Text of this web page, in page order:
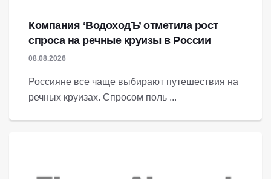
Компания ‘ВодоходЪ’ отметила рост
спроса на речные круизы в России
08.08.2026
Россияне все чаще выбирают путешествия на
речных круизах. Спросом поль ...